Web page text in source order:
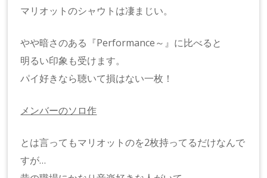
マリオットのシャウトは凄まじい。
やや暗さのある『Performance～』に比べると
明るい印象も受けます。
パイ好きなら聴いて損はない一枚！
メンバーのソロ作
とは言ってもマリオットのを2枚持ってるだけなんで
すが…